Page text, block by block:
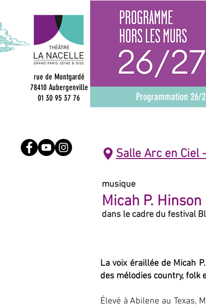
rue de Montgardé
78410 Aubergenville
01 30 95 37 76
Programmation 26/
Salle Arc en
musique
Micah P. Hinson
dans le cadre du festival
La voix éraillée de Micah
des mélodies country, folk
Élevé à Abilene au Texas,